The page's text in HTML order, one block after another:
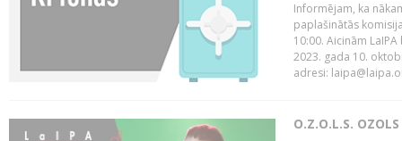
Informējam, ka
paplašinātās
10:00. Aicinām
2023. gada 10.
adresi:
O.Z.O.L.S.